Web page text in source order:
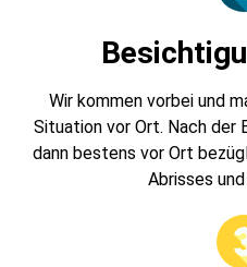
Wir kommen vorbei und
Situation vor Ort. Nach der
dann bestens vor Ort
Abrisses